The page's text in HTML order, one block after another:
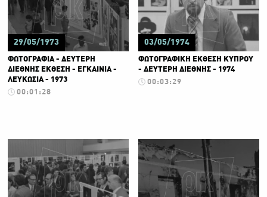
29/05/1973
ΦΩΤΟΓΡΑΦΙΑ - ΔΕΥΤΕΡΗ
ΔΙΕΘΝΗΣ ΕΚΘΕΣΗ - ΕΓΚΑΙΝΙΑ -
ΛΕΥΚΩΣΙΑ - 1973
00:01:28
03/05/1974
ΦΩΤΟΓΡΑΦΙΚΗ ΕΚΘΕΣΗ ΚΥΠΡΟΥ
- ΔΕΥΤΕΡΗ ΔΙΕΘΝΗΣ - 1974
00:03:29